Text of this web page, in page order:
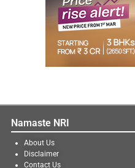
Namaste NRI
About Us
Disclaimer
Contact Us